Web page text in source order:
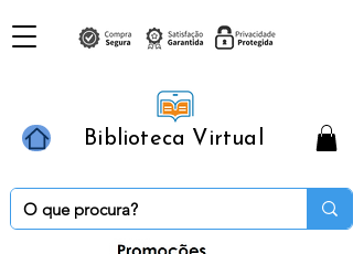
Biblioteca Virtual